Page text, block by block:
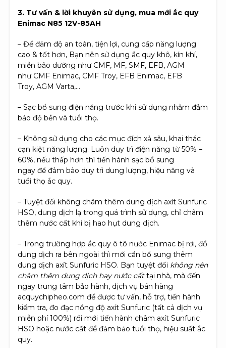
3. Tư vấn & lời khuyên sử dụng, mua mới ắc quy
Enimac N85 12V-85AH
– Để đảm độ an toàn, tiện lợi, cung cấp năng lượng
cao & tốt hơn, Bạn nên sử dụng ắc quy khô, kín khí,
miễn bảo dưỡng như CMF, MF, SMF, EFB, AGM
như CMF Enimac, CMF Troy, EFB Enimac, EFB
Troy, AGM Varta,…
– Sạc bổ sung điện năng trước khi sử dụng nhằm đảm
bảo độ bền và tuổi thọ.
– Không sử dụng cho các mục đích xả sâu, khai thác
cạn kiệt năng lượng. Luôn duy trì điện năng từ 50% –
60%, nếu thấp hơn thì tiến hành sạc bổ sung
ngay để đảm bảo duy trì dung lượng, hiệu năng và
tuổi thọ ắc quy.
– Tuyệt đối không châm thêm dung dịch axít Sunfuric
HSO, dung dịch lạ trong quá trình sử dụng, chỉ châm
thêm nước cất khi bị hao hụt dung dịch.
– Trong trường hợp ắc quy ô tô nước Enimac bị rơi, đổ
dung dịch ra bên ngoài thì mới cần bổ sung thêm
dung dịch axít Sunfuric HSO. Bạn tuyệt đối không nên
châm thêm dung dịch hay nước cấttại nhà, mà đến
ngay trung tâm bảo hành, dịch vụ bán hàng
acquychipheo.com để được tư vấn, hỗ trợ, tiến hành
kiểm tra, đo đạc nồng độ axít Sunfuric (tất cả dịch vụ
miễn phí 100%) rồi mới tiến hành châm axít Sunfuric
HSO hoặc nước cất để đảm bảo tuổi thọ, hiệu suất ắc
quy.